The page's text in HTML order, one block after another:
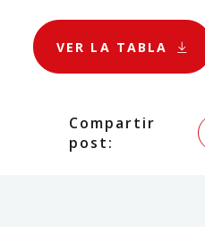
VER LA TABLA
Compartir
post: